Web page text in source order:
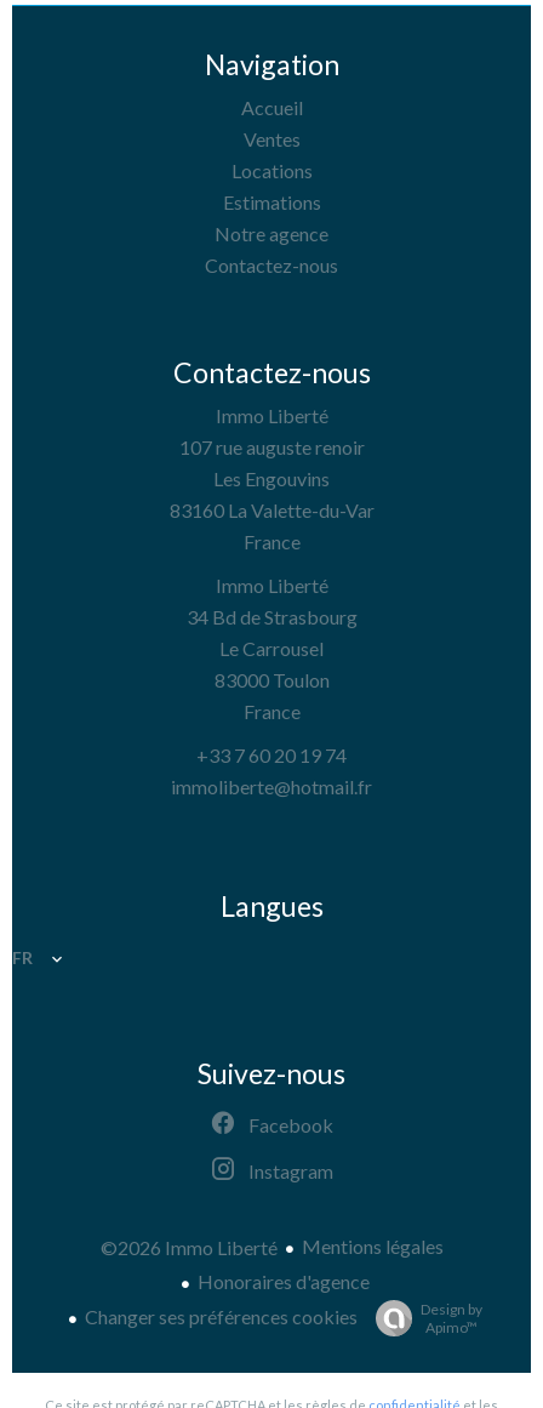
Navigation
Accueil
Ventes
Locations
Estimations
Notre agence
Contactez-nous
Contactez-nous
Immo Liberté
107 rue auguste renoir
Les Engouvins
83160La Valette-du-Var
France
Immo Liberté
34 Bd de Strasbourg
Le Carrousel
83000Toulon
France
+33 7 60 20 19 74
immoliberte@hotmail.fr
Langues
FR
Suivez-nous
Facebook
Instagram
©2026 Immo Liberté
Mentions légales
Honoraires d'agence
Changer ses préférences cookies
Design by
Apimo™
Ce site est protégé par reCAPTCHA et les règles de confidentialité et les